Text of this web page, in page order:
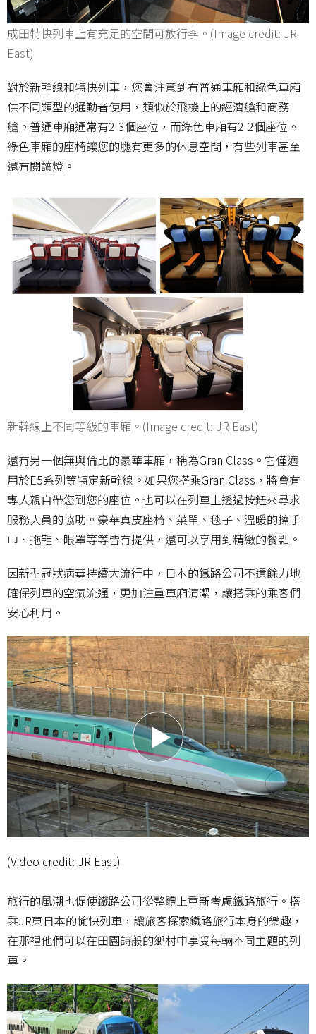
成田特快列車上有充足的空間可放行李。(Image credit: JR
East)
對於新幹線和特快列車，您會注意到有普通車廂和綠色車廂
供不同類型的通勤者使用，類似於飛機上的經濟艙和商務
艙。普通車廂通常有2-3個座位，而綠色車廂有2-2個座位。
綠色車廂的座椅讓您的腿有更多的休息空間，有些列車甚至
還有閱讀燈。
新幹線上不同等級的車廂。(Image credit: JR East)
還有另一個無與倫比的豪華車廂，稱為Gran Class。它僅適
用於E5系列等特定新幹線。如果您搭乘Gran Class，將會有
專人親自帶您到您的座位。也可以在列車上透過按鈕來尋求
服務人員的協助。豪華真皮座椅、菜單、毯子、溫暖的擦手
巾、拖鞋、眼罩等等皆有提供，還可以享用到精緻的餐點。
因新型冠狀病毒持續大流行中，日本的鐵路公司不遺餘力地
確保列車的空氣流通，更加注重車廂清潔，讓搭乘的乘客們
安心利用。
(Video credit: JR East)
旅行的風潮也促使鐵路公司從整體上重新考慮鐵路旅行。搭
乘JR東日本的愉快列車，讓旅客探索鐵路旅行本身的樂趣，
在那裡他們可以在田園詩般的鄉村中享受每輛不同主題的列
車。